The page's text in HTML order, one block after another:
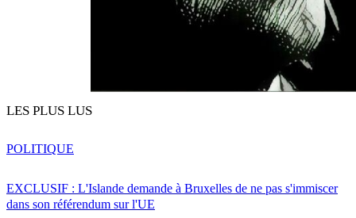
LES PLUS LUS
EXCLUSIF : L'Islande demande à Bruxelles de ne pas s'immiscer
dans son référendum sur l'UE
POLITIQUE